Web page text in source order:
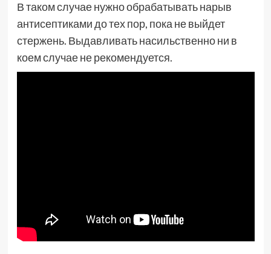
В таком случае нужно обрабатывать нарыв
антисептиками до тех пор, пока не выйдет
стержень. Выдавливать насильственно ни в
коем случае не рекомендуется.